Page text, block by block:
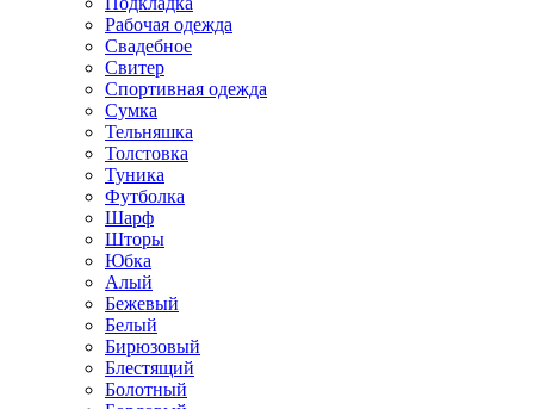
Рабочая одежда
Свадебное
Свитер
Спортивная одежда
Сумка
Тельняшка
Толстовка
Туника
Футболка
Шарф
Шторы
Юбка
Алый
Бежевый
Белый
Бирюзовый
Блестящий
Болотный